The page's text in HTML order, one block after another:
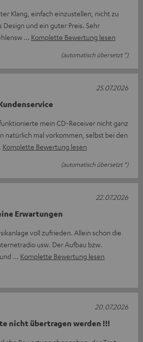
Klang, einfach einzustellen, nicht zu
und ein guter Preis. Sehr
Komplette Bewertung lesen
(automatisch übersetzt *)
mein CD-Receiver nicht ganz
natürlich mal vorkommen, selbst bei den
Komplette Bewertung lesen
(automatisch übersetzt *)
25.07.2026
Erwartungen
voll zufrieden. Allein schon die
usw. Der Aufbau bzw.
Komplette Bewertung lesen
22.07.2026
nicht übertragen werden !!!
20.07.2026